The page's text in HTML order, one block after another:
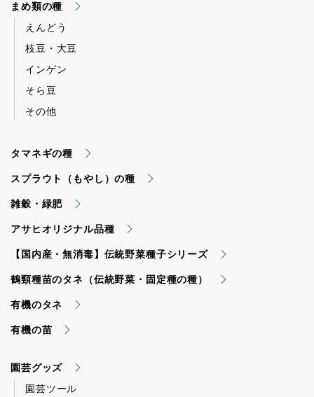
まめ類の種
えんどう
枝豆・大豆
インゲン
そら豆
その他
タマネギの種
スプラウト（もやし）の種
雑穀・緑肥
アサヒオリジナル品種
【国内産・無消毒】伝統野菜種子シリーズ
鶴頸種苗のタネ（伝統野菜・固定種の種）
有機のタネ
有機の苗
園芸グッズ
園芸ツール